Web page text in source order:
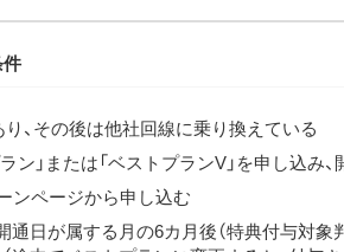
件
、その後は他社回線に乗り換えている
」または「ベストプランV」を申し込み、
ンページから申し込む
日が属する月の6カ月後（特典付与対象